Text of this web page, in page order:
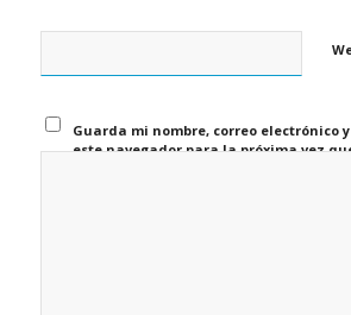
Guarda mi nombre, correo electrónico y
este navegador para la próxima vez